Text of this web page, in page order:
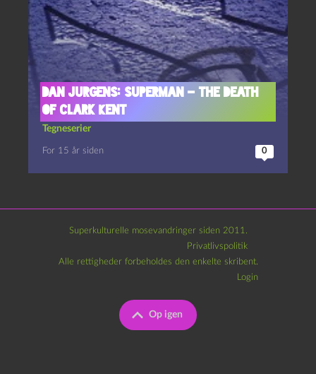
Dan Jurgens: Superman – The Death
of Clark Kent
Tegneserier
For 15 år siden 0
Superkulturelle mosevandringer siden 2011.
Privatlivspolitik
Op igen
Alle rettigheder forbeholdes den enkelte skribent.
Login